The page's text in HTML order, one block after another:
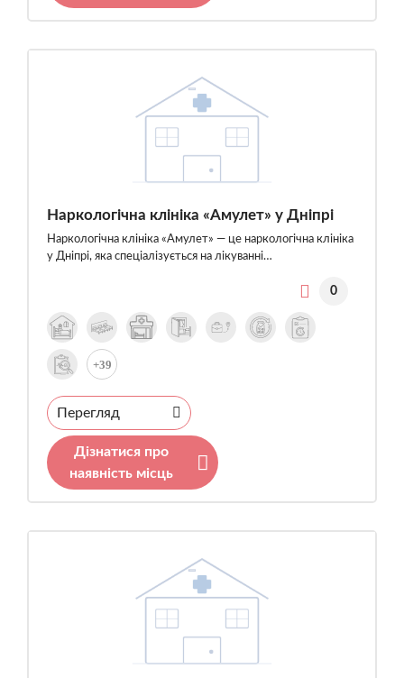
Наркологічна клініка «Амулет» у Дніпрі
Наркологічна клініка «Амулет» — це наркологічна клініка
у Дніпрі, яка спеціалізується на лікуванні…
0
+39
Перегляд
Дізнатися про
наявність місць